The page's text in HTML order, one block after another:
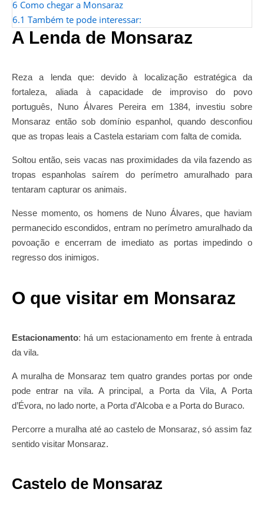
6 Como chegar a Monsaraz
6.1 Também te pode interessar:
A Lenda de Monsaraz
Reza a lenda que: devido à localização estratégica da
fortaleza, aliada à capacidade de improviso do povo
português, Nuno Álvares Pereira em 1384, investiu sobre
Monsaraz então sob domínio espanhol, quando desconfiou
que as tropas leais a Castela estariam com falta de comida.
Soltou então, seis vacas nas proximidades da vila fazendo as
tropas espanholas saírem do perímetro amuralhado para
tentaram capturar os animais.
Nesse momento, os homens de Nuno Álvares, que haviam
permanecido escondidos, entram no perímetro amuralhado da
povoação e encerram de imediato as portas impedindo o
regresso dos inimigos.
O que visitar em Monsaraz
Estacionamento: há um estacionamento em frente à entrada
da vila.
A muralha de Monsaraz tem quatro grandes portas por onde
pode entrar na vila. A principal, a Porta da Vila, A Porta
d’Évora, no lado norte, a Porta d’Alcoba e a Porta do Buraco.
Percorre a muralha até ao castelo de Monsaraz, só assim faz
sentido visitar Monsaraz.
Castelo de Monsaraz